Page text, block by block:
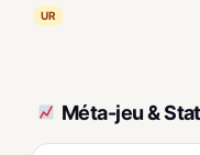
UR
Méta-jeu &